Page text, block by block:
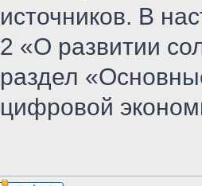
источников. В
2 «О развитии
раздел
цифровой